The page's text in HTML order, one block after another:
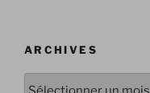
ARCHIVES
Archives